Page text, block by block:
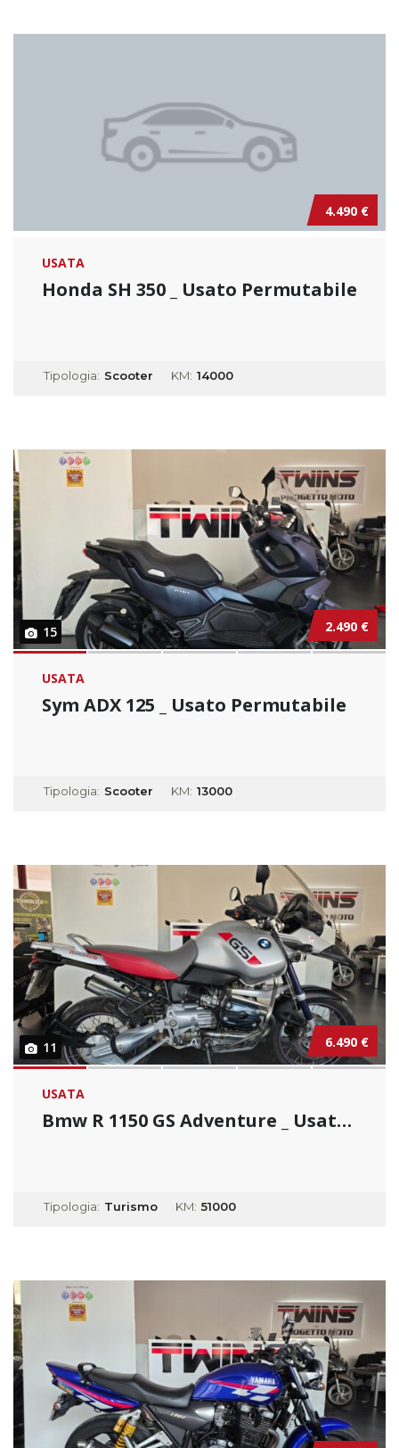
4.490 €
USATA
Honda SH 350 _ Usato Permutabile
Tipologia: Scooter KM: 14000
15 2.490 €
USATA
Sym ADX 125 _ Usato Permutabile
Tipologia: Scooter KM: 13000
11 6.490 €
USATA
Bmw R 1150 GS Adventure _ Usato Permutabile....
Tipologia: Turismo KM: 51000